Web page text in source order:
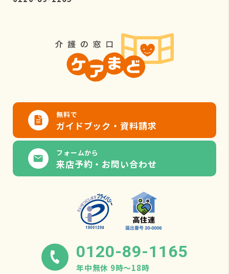
無料で
ガイドブック・資料請求
フォームから
来店予約・お問い合わせ
0120-89-1165
年中無休 9時〜18時